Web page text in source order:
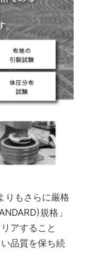
りもさらに厳格
規格」
アすること
品質を保ち続